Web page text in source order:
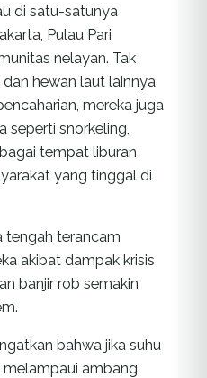
di satu-satunya
Pulau Pari
nelayan. Tak
hewan laut lainnya
mereka juga
seperti snorkeling,
tempat liburan
yang tinggal di
tengah terancam
akibat dampak krisis
banjir rob semakin
bahwa jika suhu
ambang